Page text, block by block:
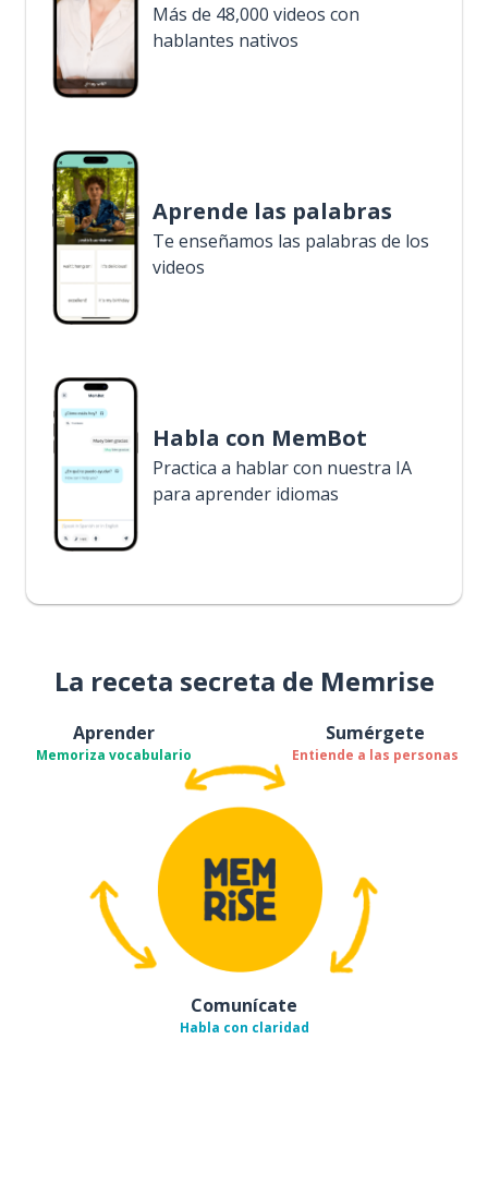
Más de 48,000 videos con
hablantes nativos
Aprende las palabras
Te enseñamos las palabras de los
videos
Habla con MemBot
Practica a hablar con nuestra IA
para aprender idiomas
La receta secreta de Memrise
Aprender
Memoriza vocabulario
Sumérgete
Entiende a las personas
Comunícate
Habla con claridad